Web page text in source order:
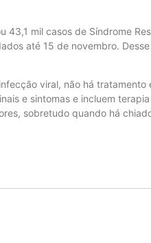
mil casos de Síndrome
até 15 de novembro.
viral, não há
e sintomas e incluem
sobretudo quando há